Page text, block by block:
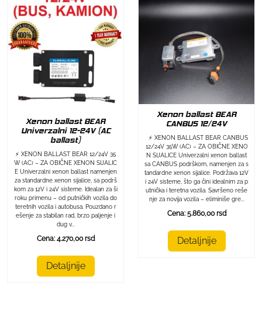
Xenon ballast BEAR
Univerzalni 12-24V (AC
ballast)
⚡ XENON BALLAST BEAR 12/24V 35
W (AC) – ZA OBIČNE XENON SIJALIC
E Univerzalni xenon ballast namenjen
za standardne xenon sijalice, sa podrš
kom za 12V i 24V sisteme. Idealan za ši
roku primenu – od putničkih vozila do
teretnih vozila i autobusa. Pouzdano r
ešenje za stabilan rad, brzo paljenje i
dug v...
Cena: 4.270,00 rsd
Detaljnije
Xenon ballast BEAR
CANBUS 12/24V
⚡ XENON BALLAST BEAR CANBUS
12/24V 35W (AC) – ZA OBIČNE XENO
N SIJALICE Univerzalni xenon ballast
sa CANBUS podrškom, namenjen za s
tandardne xenon sijalice. Podržava 12V
i 24V sisteme, što ga čini idealnim za p
utnička i teretna vozila. Savršeno reše
nje za novija vozila – eliminiše gre...
Cena: 5.860,00 rsd
Detaljnije